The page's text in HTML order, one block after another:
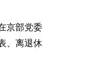
京部党委
、离退休